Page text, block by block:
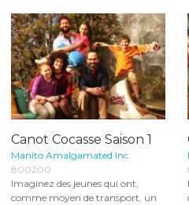
Canot Cocasse Saison 1
Manito Amalgamated Inc.
800200
Imaginez des jeunes qui ont,
comme moyen de transport, un